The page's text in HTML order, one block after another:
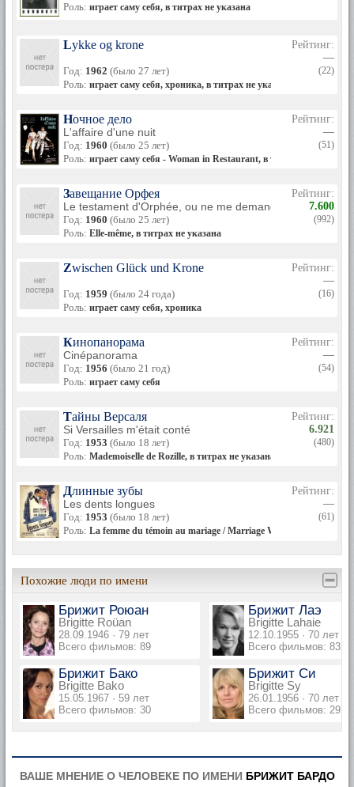
Роль: играет саму себя, в титрах не указана
Lykke og krone
Год: 1962 (было 27 лет)
Роль: играет саму себя, хроника, в титрах не указана
Рейтинг:
—
(22)
Ночное дело
L'affaire d'une nuit
Год: 1960 (было 25 лет)
Роль: играет саму себя - Woman in Restaurant, в титрах не указана
Рейтинг:
—
(51)
Завещание Орфея
Le testament d'Orphée, ou ne me demandez pas
Год: 1960 (было 25 лет)
Роль: Elle-même, в титрах не указана
Рейтинг:
7.600
(992)
Zwischen Glück und Krone
Год: 1959 (было 24 года)
Роль: играет саму себя, хроника
Рейтинг:
—
(16)
Кинопанорама
Cinépanorama
Год: 1956 (было 21 год)
Роль: играет саму себя
Рейтинг:
—
(54)
Тайны Версаля
Si Versailles m'était conté
Год: 1953 (было 18 лет)
Роль: Mademoiselle de Rozille, в титрах не указана
Рейтинг:
6.921
(480)
Длинные зубы
Les dents longues
Год: 1953 (было 18 лет)
Роль: La femme du témoin au mariage / Marriage Witness, в титрах
Рейтинг:
—
(61)
Похожие люди по имени
Брижит Роюан
Brigitte Roüan
28.09.1946 · 79 лет
Всего фильмов: 89
Брижит Лаэ
Brigitte Lahaie
12.10.1955 · 70 лет
Всего фильмов: 83
Брижит Бако
Brigitte Bako
15.05.1967 · 59 лет
Всего фильмов: 30
Брижит Си
Brigitte Sy
26.01.1956 · 70 лет
Всего фильмов: 29
ВАШЕ МНЕНИЕ О ЧЕЛОВЕКЕ ПО ИМЕНИ БРИЖИТ БАРДО